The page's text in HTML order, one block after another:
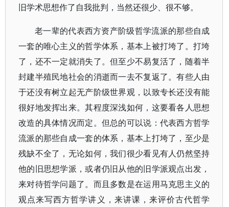
旧学术思想作了自我批判，当然还很少、很不够。
老一辈的代表西方资产阶级哲学流派的那些自成
一套的唯心主义的哲学体系，基本上被打垮了。打垮
了，还不一定就消失了。但至少不易复活了，随着半
封建半殖民地社会的消逝而一去不复返了。有些人由
于还没有树立起无产阶级世界观，以致专长还没有能
很好地发挥出来。其程度深浅如何，这要看各人思想
改造的具体情况而定。但总的可以说：代表西方哲学
流派的那些自成一套的体系，基本上打垮了，至少是
残缺不全了，无论如何，我们很少看见有人仍然坚持
他的旧思想学派，或者仍旧从他的旧学派观点出发，
来对待哲学问题了。而且多数是在运用马克思主义的
观点来写西方哲学讲义，来讲课，来评价古代哲学